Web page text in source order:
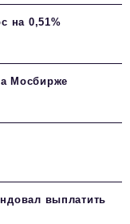
на 0,51%
Мосбирже
выплатить